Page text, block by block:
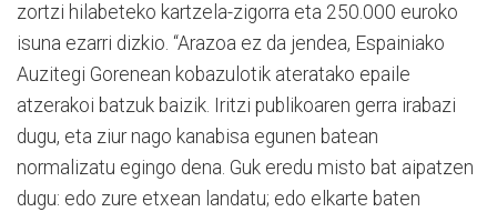
zortzi hilabeteko kartzela-zigorra eta 250.000 euroko
isuna ezarri dizkio. “Arazoa ez da jendea, Espainiako
Auzitegi Gorenean kobazulotik ateratako epaile
atzerakoi batzuk baizik. Iritzi publikoaren gerra irabazi
dugu, eta ziur nago kanabisa egunen batean
normalizatu egingo dena. Guk eredu misto bat aipatzen
dugu: edo zure etxean landatu; edo elkarte baten